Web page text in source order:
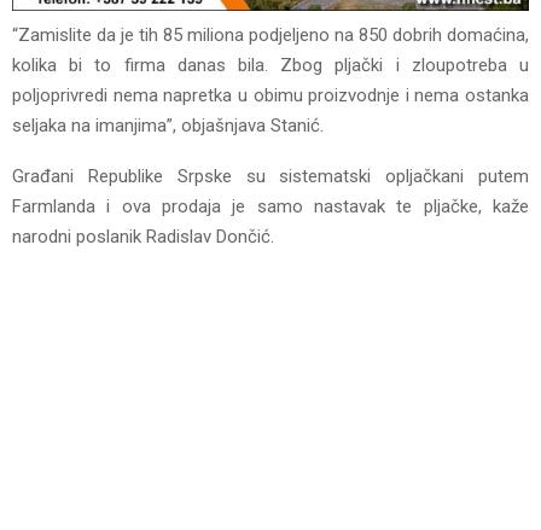
“Zamislite da je tih 85 miliona podjeljeno na 850 dobrih domaćina,
kolika bi to firma danas bila. Zbog pljački i zloupotreba u
poljoprivredi nema napretka u obimu proizvodnje i nema ostanka
seljaka na imanjima”, objašnjava Stanić.
Građani Republike Srpske su sistematski opljačkani putem
Farmlanda i ova prodaja je samo nastavak te pljačke, kaže
narodni poslanik Radislav Dončić.